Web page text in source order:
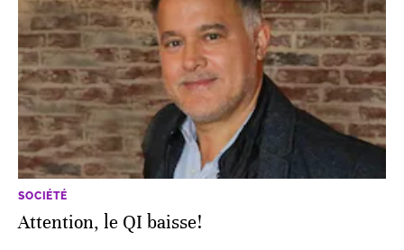
SOCIÉTÉ
Attention, le QI baisse!